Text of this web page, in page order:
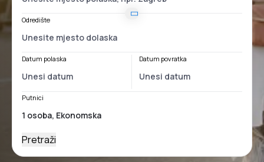
Odredište
Datum polaska Datum povratka
Putnici
Pretraži